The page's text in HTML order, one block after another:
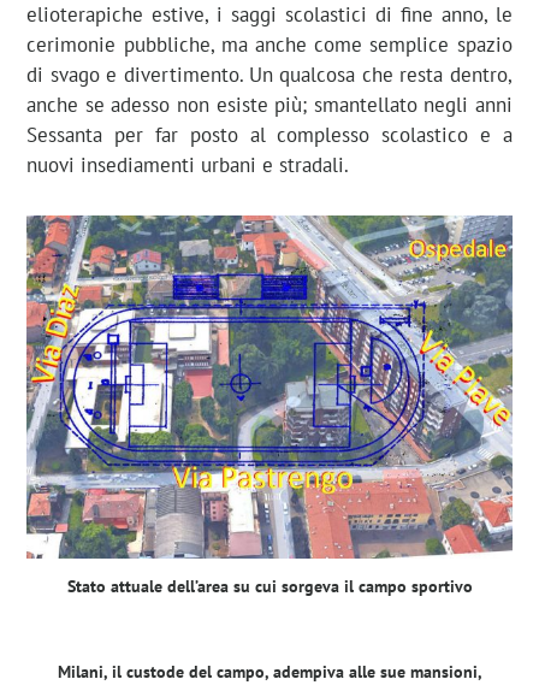
elioterapiche estive, i saggi scolastici di fine anno, le
cerimonie pubbliche, ma anche come semplice spazio
di svago e divertimento. Un qualcosa che resta dentro,
anche se adesso non esiste più; smantellato negli anni
Sessanta per far posto al complesso scolastico e a
nuovi insediamenti urbani e stradali.
Stato attuale dell’area su cui sorgeva il campo sportivo
Milani, il custode del campo, adempiva alle sue mansioni,